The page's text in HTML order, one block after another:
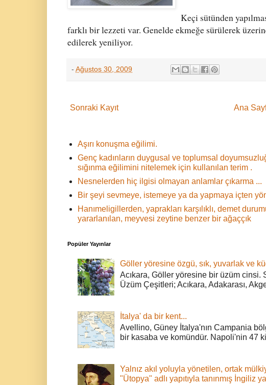
Keçi sütünden
farklı bir lezzeti var. Genelde ekmeğe sürülerek
edilerek yeniliyor.
- Ağustos 30, 2009
Sonraki Kayıt Ana
Aşırı konuşma eğilimi.
Genç kadınların duygusal ve toplumsal
sığınma eğilimini nitelemek için kullanılan terim .
Nesnelerden hiç ilgisi olmayan anlamlar çıkarma ...
Bir şeyi sevmeye, istemeye ya da yapmaya içten
Hanımeligillerden, yaprakları karşılıklı, demet
yararlanılan, meyvesi zeytine benzer bir ağaççık
Popüler Yayınlar
Göller yöresine özgü, sık, yuvarlak ve
Acıkara, Göller yöresine bir üzüm cinsi.
Üzüm Çeşitleri; Acıkara, Adakarası,
İtalya' da bir kent...
Avellino, Güney İtalya'nın Campania
bir kasaba ve komündür. Napoli'nin 47
Yalnız akıl yoluyla yönetilen, ortak
"Ütopya" adlı yapıtıyla tanınmış İngiliz